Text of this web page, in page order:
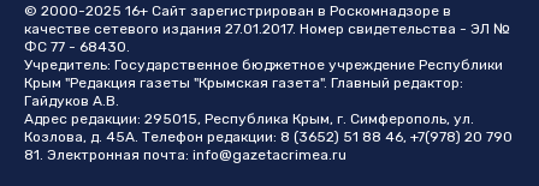
© 2000-2025 16+ Сайт зарегистрирован в Роскомнадзоре в
качестве сетевого издания 27.01.2017. Номер свидетельства - ЭЛ №
ФС 77 - 68430.
Учредитель: Государственное бюджетное учреждение Республики
Крым "Редакция газеты "Крымская газета". Главный редактор:
Гайдуков А.В.
Адрес редакции: 295015, Республика Крым, г. Симферополь, ул.
Козлова, д. 45А. Телефон редакции: 8 (3652) 51 88 46, +7(978) 20 790
81. Электронная почта: info@gazetacrimea.ru